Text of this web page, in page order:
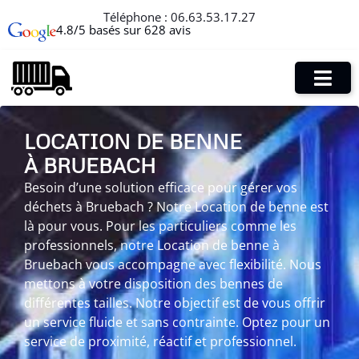
Téléphone : 06.63.53.17.27
4.8/5 basés sur 628 avis
LOCATION DE BENNE
À BRUEBACH
Besoin d’une solution efficace pour gérer vos
déchets à Bruebach ? Notre Location de benne est
là pour vous. Pour les particuliers comme les
professionnels, notre Location de benne à
Bruebach vous accompagne avec flexibilité. Nous
mettons à votre disposition des bennes de
différentes tailles. Notre objectif est de vous offrir
un service fluide et sans contrainte. Optez pour un
service de proximité, réactif et professionnel.